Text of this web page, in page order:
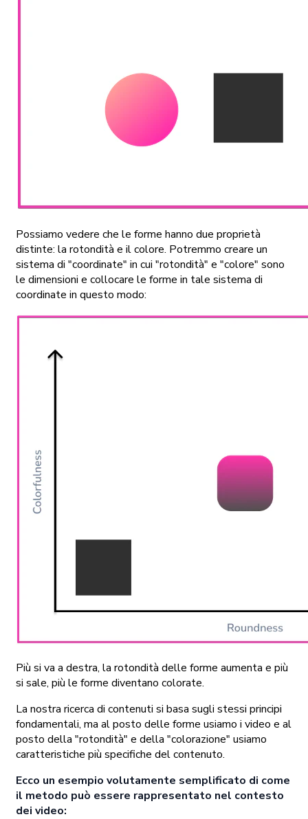
Possiamo vedere che le forme hanno due proprietà
distinte: la rotondità e il colore. Potremmo creare un
sistema di "coordinate" in cui "rotondità" e "colore" sono
le dimensioni e collocare le forme in tale sistema di
coordinate in questo modo:
Più si va a destra, la rotondità delle forme aumenta e più
si sale, più le forme diventano colorate.
La nostra ricerca di contenuti si basa sugli stessi principi
fondamentali, ma al posto delle forme usiamo i video e al
posto della "rotondità" e della "colorazione" usiamo
caratteristiche più specifiche del contenuto.
Ecco un esempio volutamente semplificato di come
il metodo può essere rappresentato nel contesto
dei video: